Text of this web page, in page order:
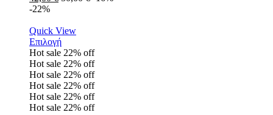
-22%
Quick View
Επιλογή
Hot sale 22% off
Hot sale 22% off
Hot sale 22% off
Hot sale 22% off
Hot sale 22% off
Hot sale 22% off